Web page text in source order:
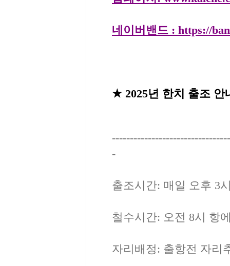
네이버밴드 : https://
★ 2025년 한치 출조
-
출조시간: 매일 오후 3
철수시간: 오전 8시 항
자리배정: 출항전 자리